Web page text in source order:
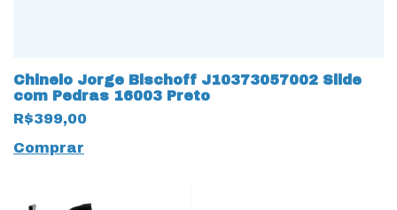
Chinelo Jorge Bischoff J10373057002 Slide
com Pedras 16003 Preto
R$399,00
Comprar